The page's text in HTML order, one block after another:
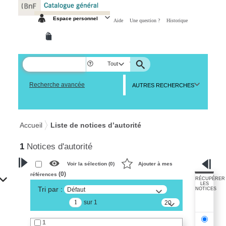
Espace personnel Aide Une question ? Historique
Tout
Recherche avancée AUTRES RECHERCHES
Accueil Liste de notices d’autorité
1 Notices d'autorité
VOTRE RECHERCHE
Recherche avancée dans les
notices d’autorité
Œuvres liées à l'auteur :
Voir la sélection (0)
Ajouter à mes
références (0)
Tri par :
Défaut
sur 1
20
résultats/page
1
RÉCUPÉRER
LES
NOTICES
Panneau de gestion des cookies